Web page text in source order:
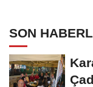
SON